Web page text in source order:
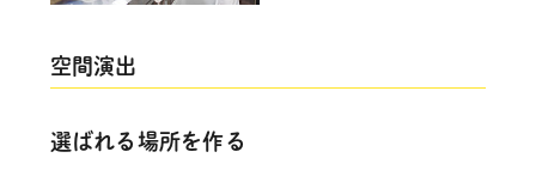
空間演出
選ばれる場所を作る